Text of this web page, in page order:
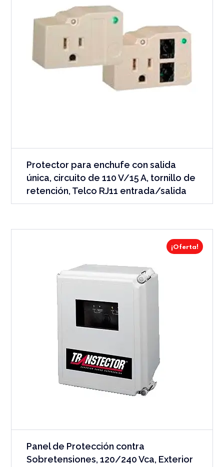
Protector para enchufe con salida
única, circuito de 110 V/15 A, tornillo de
retención, Telco RJ11 entrada/salida
¡Oferta!
Panel de Protección contra
Sobretensiones, 120/240 Vca, Exterior